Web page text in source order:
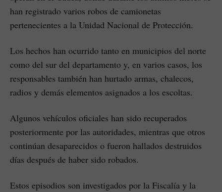
han registrado varios robos de camionetas
pertenecientes a la Unidad Nacional de Protección.
Los hechos han ocurrido tanto en municipios del norte
como del sur del departamento y, en varios casos, los
responsables también han hurtado armas, chalecos,
radios y demás elementos asignados a los escoltas.
Algunos vehículos oficiales han sido recuperados
posteriormente por las autoridades, mientras que otros
continúan desaparecidos o fueron hallados destruidos
días después de haber sido robados.
Estos episodios son investigados por la Fiscalía y la